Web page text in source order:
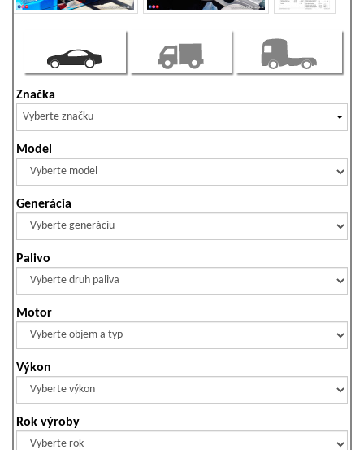
Značka
Vyberte značku
Model
Generácia
Palivo
Motor
Výkon
Rok výroby